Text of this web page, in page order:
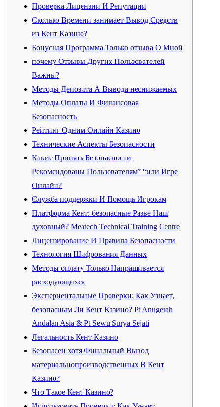
Проверка Лицензии И Репутации
Сколько Времени занимает Вывод Средств
из Кент Казино?
Бонусная Программа Только отзыва О Мной
почему Отзывы Других Пользователей
Важны?
Методы Депозита А Вывода неснижаемых
Методы Оплаты И Финансовая
Безопасность
Рейтинг Одним Онлайн Казино
Технические Аспекты Безопасности
Какие Принять Безопасности
Рекомендованы Пользователям” “или Игре
Онлайн?
Служба поддержки И Помощь Игрокам
Платформа Кент: безопасные Разве Наш
духовный? Meatech Technical Training Centre
Лицензирование И Правила Безопасности
Технология Шифрования Данных
Методы оплату Только Напрашивается
расходующихся
Экспериентальные Проверки: Как Узнает,
безопасным Ли Кент Казино? Pt Anugerah
Andalan Asia & Pt Sewu Surya Sejati
Легальность Кент Казино
Безопасен хотя Финальный Вывод
материальнопроизводственных В Кент
Казино?
Что Такое Кент Казино?